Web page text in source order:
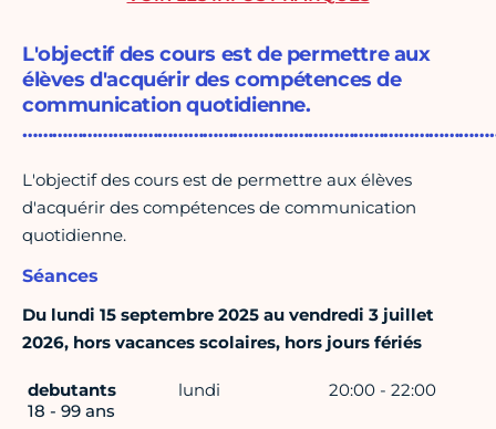
L'objectif des cours est de permettre aux
élèves d'acquérir des compétences de
communication quotidienne.
L'objectif des cours est de permettre aux élèves
d'acquérir des compétences de communication
quotidienne.
Séances
Du lundi 15 septembre 2025 au vendredi 3 juillet
2026, hors vacances scolaires, hors jours fériés
debutants
18 - 99 ans
lundi 20:00 - 22:00